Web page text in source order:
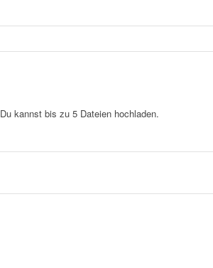
Du kannst bis zu 5 Dateien hochladen.